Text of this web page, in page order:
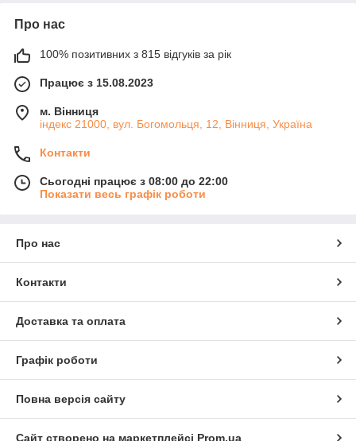
Про нас
100% позитивних з 815 відгуків за рік
Працює з 15.08.2023
м. Вінниця
індекс 21000, вул. Богомольця, 12, Вінниця, Україна
Контакти
Сьогодні працює з 08:00 до 22:00
Показати весь графік роботи
Про нас
Контакти
Доставка та оплата
Графік роботи
Повна версія сайту
Сайт створено на маркетплейсі Prom.ua